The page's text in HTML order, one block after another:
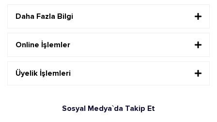
Daha Fazla Bilgi
Online İşlemler
Üyelik İşlemleri
Sosyal Medya`da Takip Et